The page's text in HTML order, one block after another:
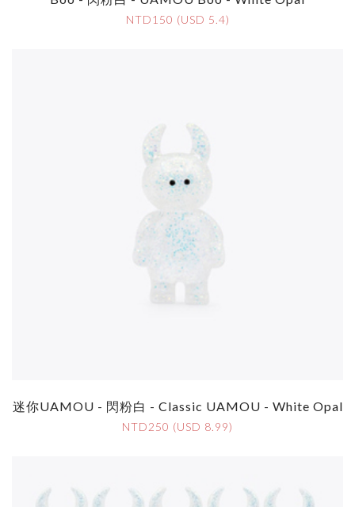
NTD150 (USD 5.4)
迷你UAMOU - 閃粉白 - Classic UAMOU - White Opal
NTD250 (USD 8.99)